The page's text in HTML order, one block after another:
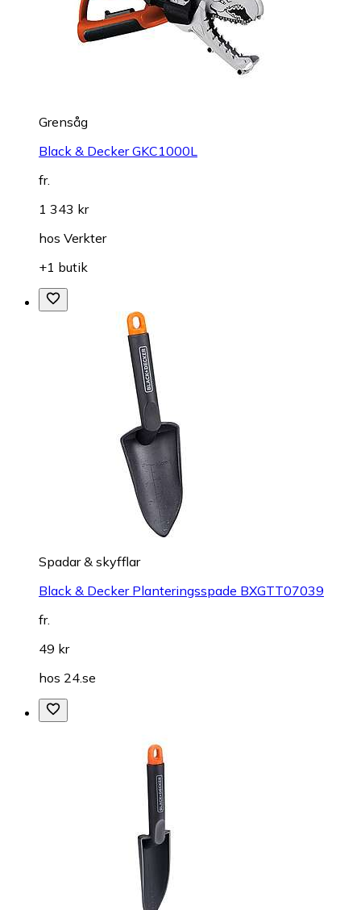
Grensåg
Black & Decker GKC1000L
fr.
1 343 kr
hos Verkter
+1 butik
Spadar & skyfflar
Black & Decker Planteringsspade BXGTT07039
fr.
49 kr
hos 24.se